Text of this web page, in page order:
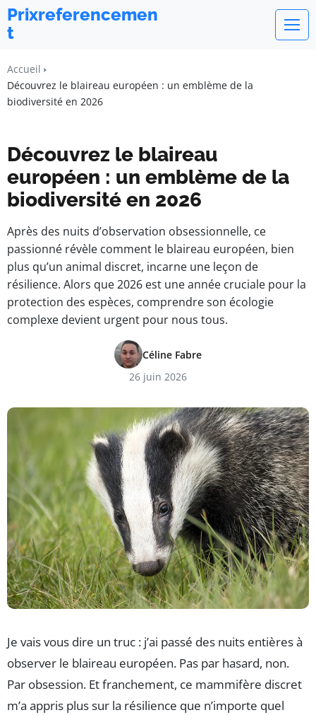
Prixreferencemen
t
Accueil
Découvrez le blaireau européen : un emblème de la
biodiversité en 2026
Découvrez le blaireau
européen : un emblème de la
biodiversité en 2026
Après des nuits d’observation obsessionnelle, ce
passionné révèle comment le blaireau européen, bien
plus qu’un animal discret, incarne une leçon de
résilience. Alors que 2026 est une année cruciale pour la
protection des espèces, comprendre son écologie
complexe devient urgent pour nous tous.
Céline Fabre
26 juin 2026
Je vais vous dire un truc : j’ai passé des nuits entières à
observer le blaireau européen. Pas par hasard, non.
Par obsession. Et franchement, ce mammifère discret
m’a appris plus sur la résilience que n’importe quel